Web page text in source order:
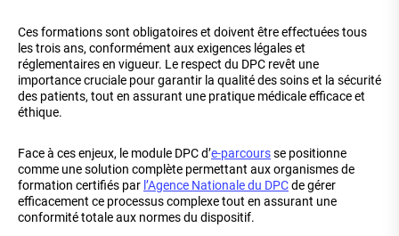
Ces formations sont obligatoires et doivent être effectuées tous
les trois ans, conformément aux exigences légales et
réglementaires en vigueur. Le respect du DPC revêt une
importance cruciale pour garantir la qualité des soins et la sécurité
des patients, tout en assurant une pratique médicale efficace et
éthique.
Face à ces enjeux, le module DPC d’e-parcoursse positionne
comme une solution complète permettant aux organismes de
formation certifiés par l’Agence Nationale du DPCde gérer
efficacement ce processus complexe tout en assurant une
conformité totale aux normes du dispositif.